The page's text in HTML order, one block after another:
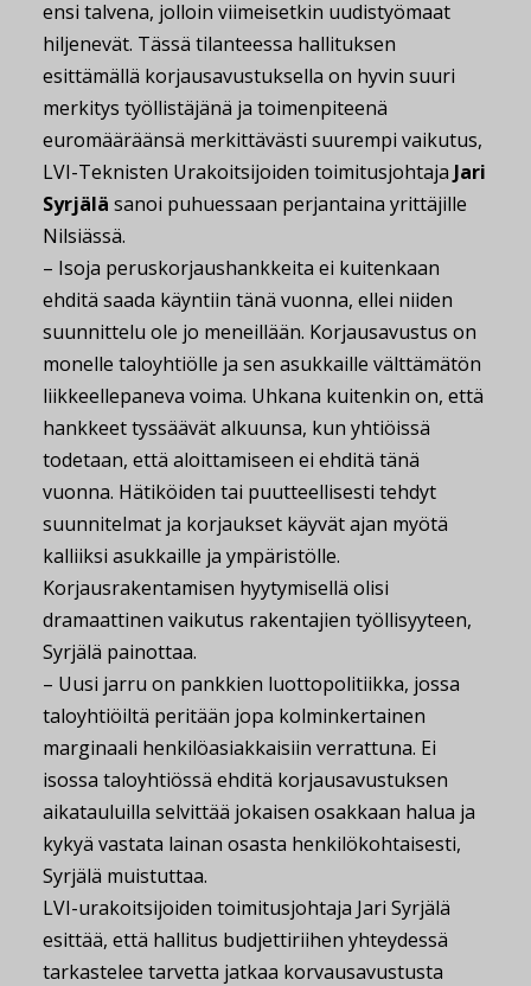
ensi talvena, jolloin viimeisetkin uudistyömaat
hiljenevät. Tässä tilanteessa hallituksen
esittämällä korjausavustuksella on hyvin suuri
merkitys työllistäjänä ja toimenpiteenä
euromääräänsä merkittävästi suurempi vaikutus,
LVI-Teknisten Urakoitsijoiden toimitusjohtaja Jari
Syrjälä sanoi puhuessaan perjantaina yrittäjille
Nilsiässä.
– Isoja peruskorjaushankkeita ei kuitenkaan
ehditä saada käyntiin tänä vuonna, ellei niiden
suunnittelu ole jo meneillään. Korjausavustus on
monelle taloyhtiölle ja sen asukkaille välttämätön
liikkeellepaneva voima. Uhkana kuitenkin on, että
hankkeet tyssäävät alkuunsa, kun yhtiöissä
todetaan, että aloittamiseen ei ehditä tänä
vuonna. Hätiköiden tai puutteellisesti tehdyt
suunnitelmat ja korjaukset käyvät ajan myötä
kalliiksi asukkaille ja ympäristölle.
Korjausrakentamisen hyytymisellä olisi
dramaattinen vaikutus rakentajien työllisyyteen,
Syrjälä painottaa.
– Uusi jarru on pankkien luottopolitiikka, jossa
taloyhtiöiltä peritään jopa kolminkertainen
marginaali henkilöasiakkaisiin verrattuna. Ei
isossa taloyhtiössä ehditä korjausavustuksen
aikatauluilla selvittää jokaisen osakkaan halua ja
kykyä vastata lainan osasta henkilökohtaisesti,
Syrjälä muistuttaa.
LVI-urakoitsijoiden toimitusjohtaja Jari Syrjälä
esittää, että hallitus budjettiriihen yhteydessä
tarkastelee tarvetta jatkaa korvausavustusta